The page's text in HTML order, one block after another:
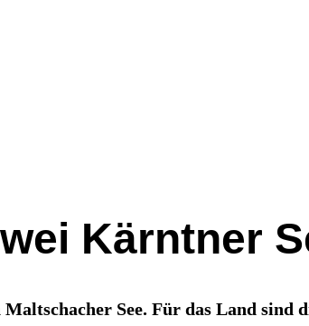
Kärntner
See. Für das Land sind